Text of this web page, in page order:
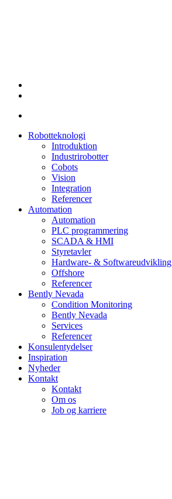
Robotteknologi
Introduktion
Industrirobotter
Cobots
Vision
Integration
Referencer
Automation
Automation
PLC programmering
SCADA & HMI
Styretavler
Hardware- & Softwareudvikling
Offshore
Referencer
Bently Nevada
Condition Monitoring
Bently Nevada
Services
Referencer
Konsulentydelser
Inspiration
Nyheder
Kontakt
Kontakt
Om os
Job og karriere